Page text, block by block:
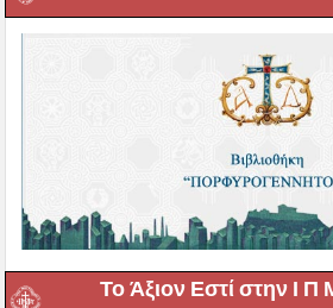
Το Άξιον Εστί στην Ι